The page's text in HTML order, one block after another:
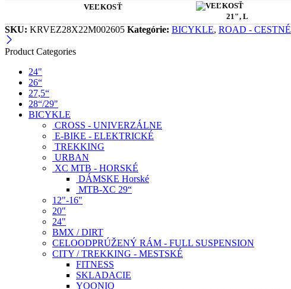
VEĽKOSŤ
21", L
SKU: KRVEZ28X22M002605 Kategórie: BICYKLE, ROAD - CESTNÉ
Product Categories
24"
26“
27,5“
28“/29"
BICYKLE
CROSS - UNIVERZÁLNE
E-BIKE - ELEKTRICKÉ
TREKKING
URBAN
XC MTB - HORSKÉ
DÁMSKE Horské
MTB-XC 29“
12"-16"
20"
24"
BMX / DIRT
CELOODPRÚŽENÝ RÁM - FULL SUSPENSION
CITY / TREKKING - MESTSKÉ
FITNESS
SKLADACIE
YOONIQ